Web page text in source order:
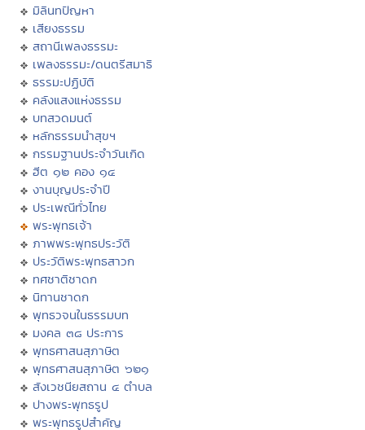
มิลินทปัญหา
เสียงธรรม
สถานีเพลงธรรมะ
เพลงธรรมะ/ดนตรีสมาธิ
ธรรมะปฏิบัติ
คลังแสงแห่งธรรม
บทสวดมนต์
หลักธรรมนำสุขฯ
กรรมฐานประจำวันเกิด
ฮีต ๑๒ คอง ๑๔
งานบุญประจำปี
ประเพณีทั่วไทย
พระพุทธเจ้า
ภาพพระพุทธประวัติ
ประวัติพระพุทธสาวก
ทศชาติชาดก
นิทานชาดก
พุทธวจนในธรรมบท
มงคล ๓๘ ประการ
พุทธศาสนสุภาษิต
พุทธศาสนสุภาษิต ๖๒๑
สังเวชนียสถาน ๔ ตำบล
ปางพระพุทธรูป
พระพุทธรูปสำคัญ